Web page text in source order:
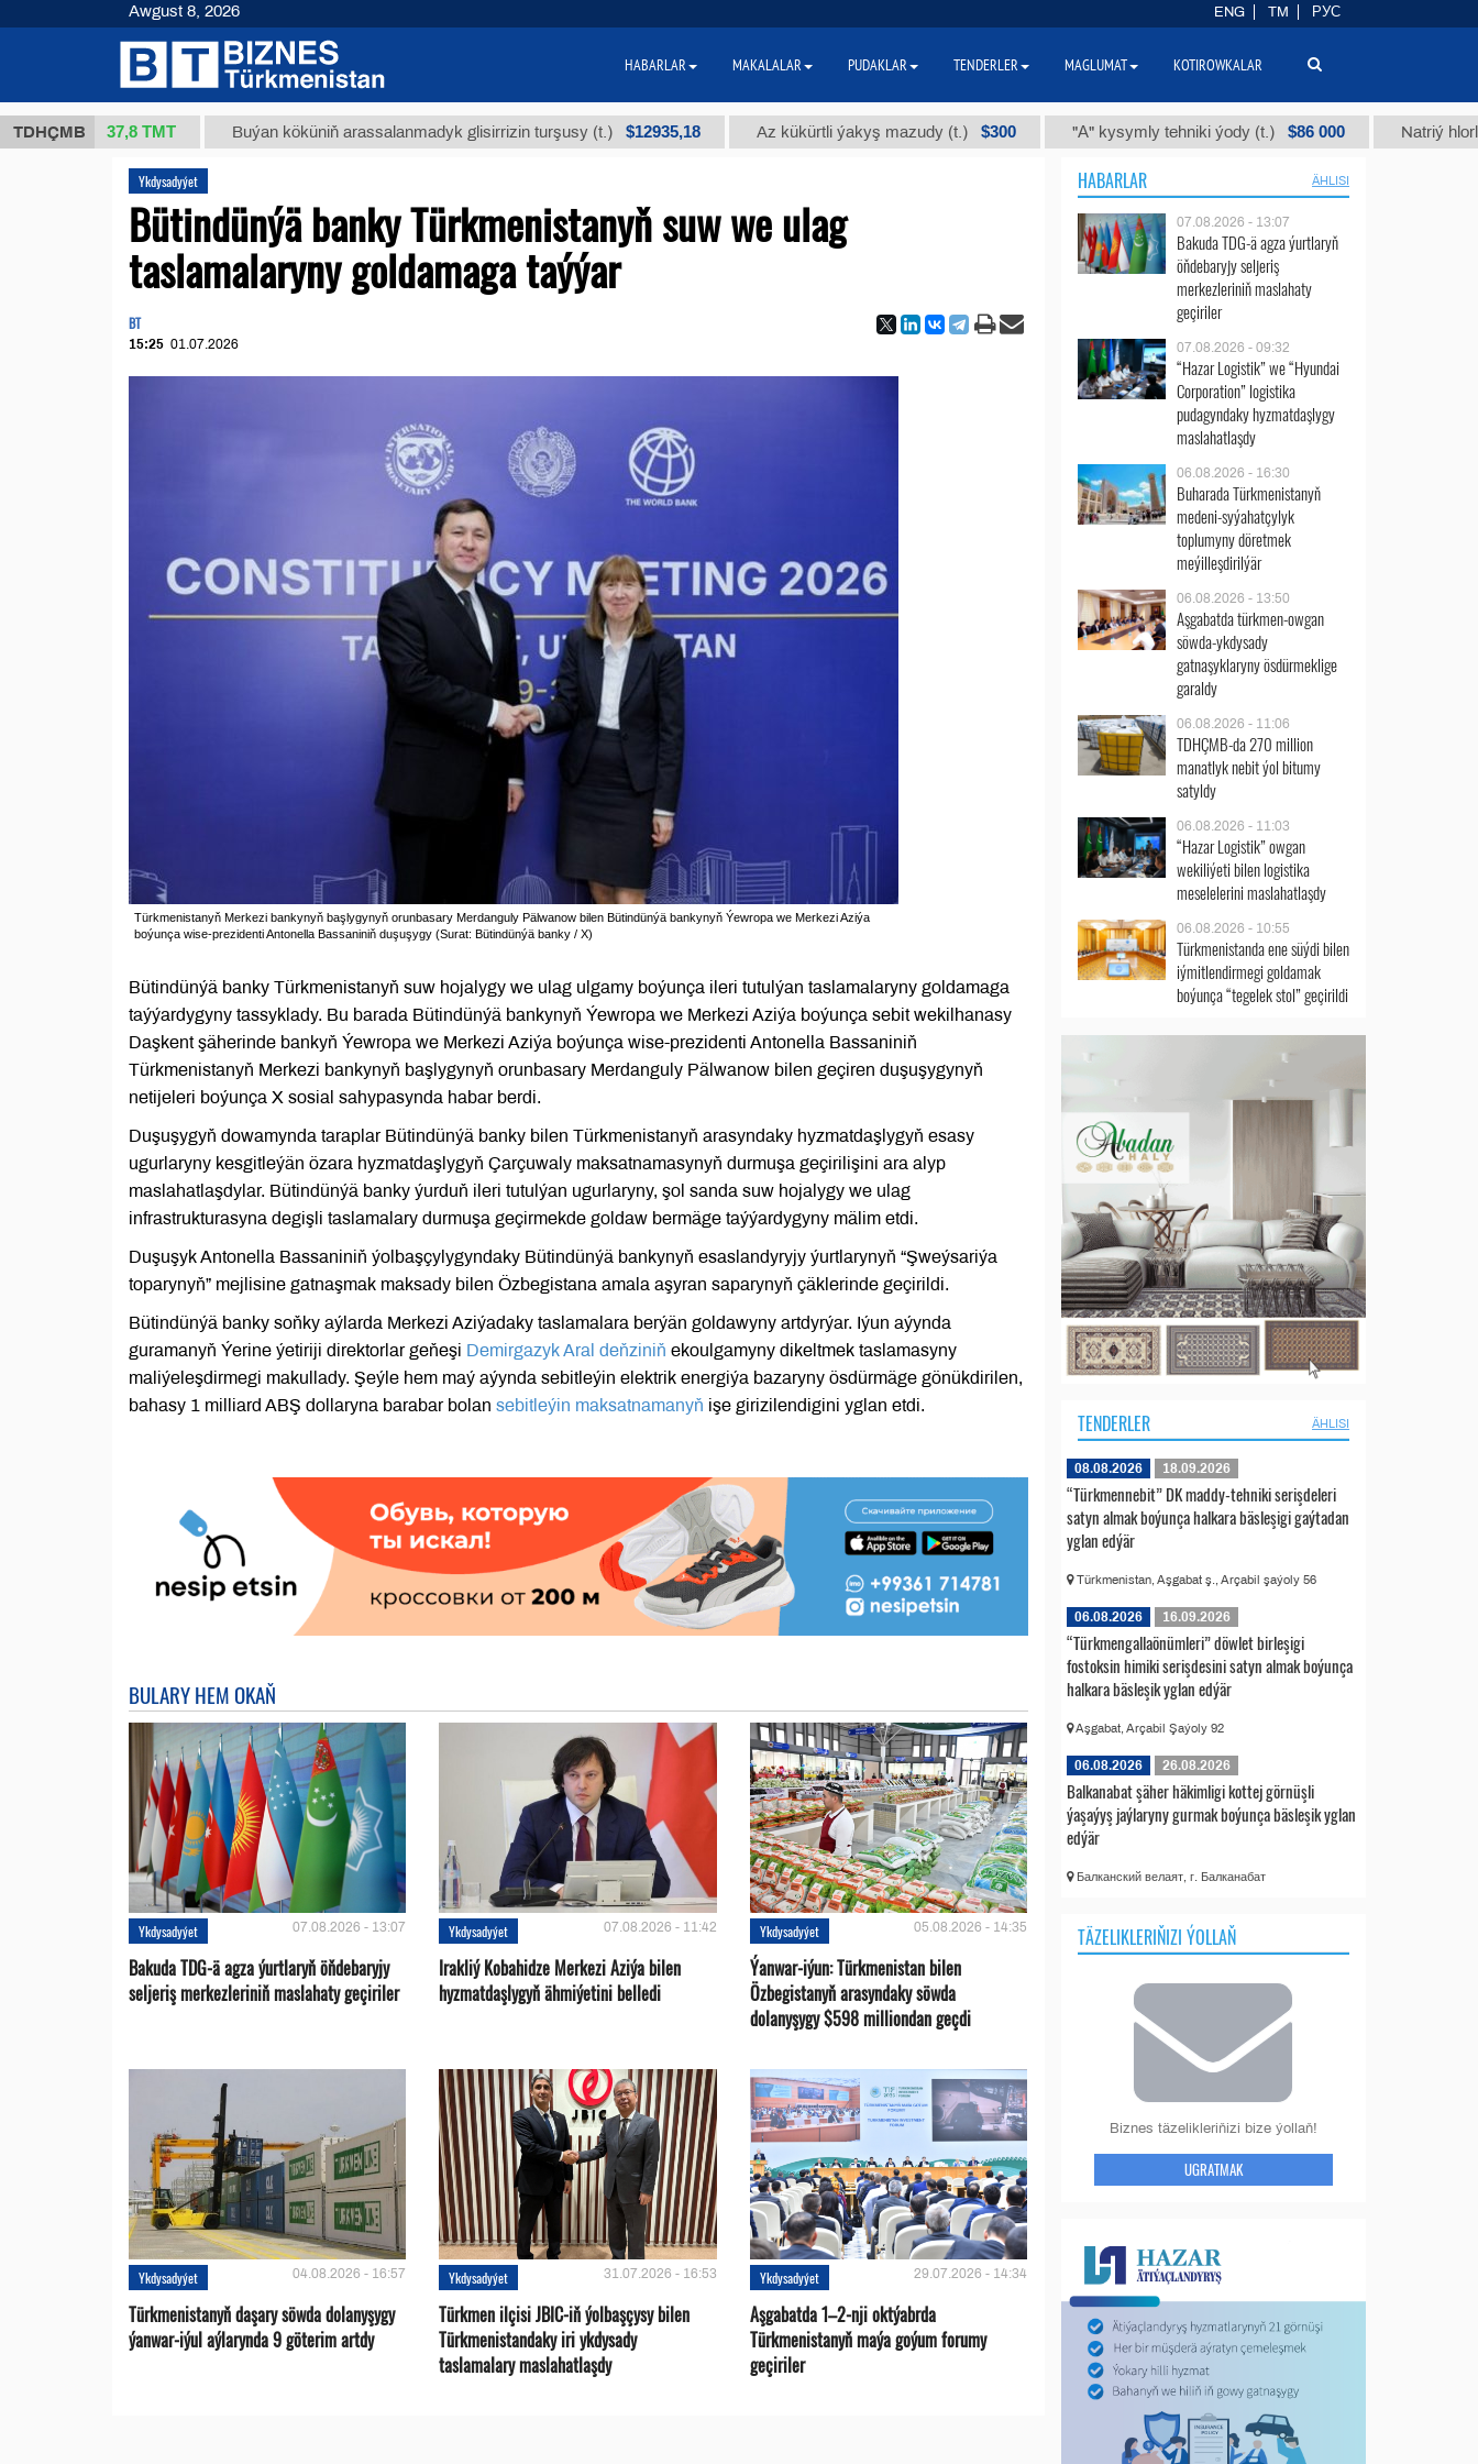
TDHÇMB
(kg.) 37,8 ТМТ Buýan köküniň arassalanmadyk glisirrizin turşusy (t.) $12935,18 Az kükürtli ýakyş mazudy (t.) $300 "А" kysymly tehniki ýody (t.) $86 000 Natriý hlorly
Ykdysadyýet
Bütindünýä banky Türkmenistanyň suw we ulag
taslamalaryny goldamaga taýýar
BT
15:25 01.07.2026
Türkmenistanyň Merkezi bankynyň başlygynyň orunbasary Merdanguly Pälwanow bilen Bütindünýä bankynyň Ýewropa we Merkezi Aziýa
boýunça wise-prezidenti Antonella Bassaniniň duşuşygy (Surat: Bütindünýä banky / X)
Bütindünýä banky Türkmenistanyň suw hojalygy we ulag ulgamy boýunça ileri tutulýan taslamalaryny goldamaga
taýýardygyny tassyklady. Bu barada Bütindünýä bankynyň Ýewropa we Merkezi Aziýa boýunça sebit wekilhanasy
Daşkent şäherinde bankyň Ýewropa we Merkezi Aziýa boýunça wise-prezidenti Antonella Bassaniniň
Türkmenistanyň Merkezi bankynyň başlygynyň orunbasary Merdanguly Pälwanow bilen geçiren duşuşygynyň
netijeleri boýunça X sosial sahypasynda habar berdi.
Duşuşygyň dowamynda taraplar Bütindünýä banky bilen Türkmenistanyň arasyndaky hyzmatdaşlygyň esasy
ugurlaryny kesgitleýän özara hyzmatdaşlygyň Çarçuwaly maksatnamasynyň durmuşa geçirilişini ara alyp
maslahatlaşdylar. Bütindünýä banky ýurduň ileri tutulýan ugurlaryny, şol sanda suw hojalygy we ulag
infrastrukturasyna degişli taslamalary durmuşa geçirmekde goldaw bermäge taýýardygyny mälim etdi.
Duşuşyk Antonella Bassaniniň ýolbaşçylygyndaky Bütindünýä bankynyň esaslandyryjy ýurtlarynyň “Şweýsariýa
toparynyň” mejlisine gatnaşmak maksady bilen Özbegistana amala aşyran saparynyň çäklerinde geçirildi.
Bütindünýä banky soňky aýlarda Merkezi Aziýadaky taslamalara berýän goldawyny artdyrýar. Iýun aýynda
guramanyň Ýerine ýetiriji direktorlar geňeşi Demirgazyk Aral deňziniň ekoulgamyny dikeltmek taslamasyny
maliýeleşdirmegi makullady. Şeýle hem maý aýynda sebitleýin elektrik energiýa bazaryny ösdürmäge gönükdirilen,
bahasy 1 milliard ABŞ dollaryna barabar bolan sebitleýin maksatnamanyň işe girizilendigini yglan etdi.
BULARY HEM OKAŇ
Ykdysadyýet 07.08.2026 - 13:07
Bakuda TDG-ä agza ýurtlaryň öňdebaryjy
seljeriş merkezleriniň maslahaty geçiriler
Ykdysadyýet 07.08.2026 - 11:42
Irakliý Kobahidze Merkezi Aziýa bilen
hyzmatdaşlygyň ähmiýetini belledi
Ykdysadyýet 05.08.2026 - 14:35
Ýanwar-iýun: Türkmenistan bilen
Özbegistanyň arasyndaky söwda
dolanyşygy $598 milliondan geçdi
Ykdysadyýet 04.08.2026 - 16:57
Türkmenistanyň daşary söwda dolanyşygy
ýanwar-iýul aýlarynda 9 göterim artdy
Ykdysadyýet 31.07.2026 - 16:53
Türkmen ilçisi JBIC-iň ýolbaşçysy bilen
Türkmenistandaky iri ykdysady
taslamalary maslahatlaşdy
Ykdysadyýet 29.07.2026 - 14:34
Aşgabatda 1–2-nji oktýabrda
Türkmenistanyň maýa goýum forumy
geçiriler
HABARLAR ÄHLISI
07.08.2026 - 13:07
Bakuda TDG-ä agza ýurtlaryň
öňdebaryjy seljeriş
merkezleriniň maslahaty
geçiriler
07.08.2026 - 09:32
“Hazar Logistik” we “Hyundai
Corporation” logistika
pudagyndaky hyzmatdaşlygy
maslahatlaşdy
06.08.2026 - 16:30
Buharada Türkmenistanyň
medeni-syýahatçylyk
toplumyny döretmek
meýilleşdirilýär
06.08.2026 - 13:50
Aşgabatda türkmen-owgan
söwda-ykdysady
gatnaşyklaryny ösdürmeklige
garaldy
06.08.2026 - 11:06
TDHÇMB-da 270 million
manatlyk nebit ýol bitumy
satyldy
06.08.2026 - 11:03
“Hazar Logistik” owgan
wekiliýeti bilen logistika
meselelerini maslahatlaşdy
06.08.2026 - 10:55
Türkmenistanda ene süýdi bilen
iýmitlendirmegi goldamak
boýunça “tegelek stol” geçirildi
TENDERLER ÄHLISI
08.08.2026 18.09.2026
“Türkmennebit” DK maddy-tehniki serişdeleri
satyn almak boýunça halkara bäsleşigi gaýtadan
yglan edýär
Türkmenistan, Aşgabat ş., Arçabil şaýoly 56
06.08.2026 16.09.2026
“Türkmengallaönümleri” döwlet birleşigi
fostoksin himiki serişdesini satyn almak boýunça
halkara bäsleşik yglan edýär
Aşgabat, Arçabil Şaýoly 92
06.08.2026 26.08.2026
Balkanabat şäher häkimligi kottej görnüşli
ýaşaýyş jaýlaryny gurmak boýunça bäsleşik yglan
edýär
Балканский велаят, г. Балканабат
TÄZELIKLERIŇIZI ÝOLLAŇ
Biznes täzelikleriňizi bize ýollaň!
UGRATMAK
Awgust 8, 2026 ENG TM РУС
HABARLAR MAKALALAR PUDAKLAR TENDERLER MAGLUMAT KOTIROWKALAR